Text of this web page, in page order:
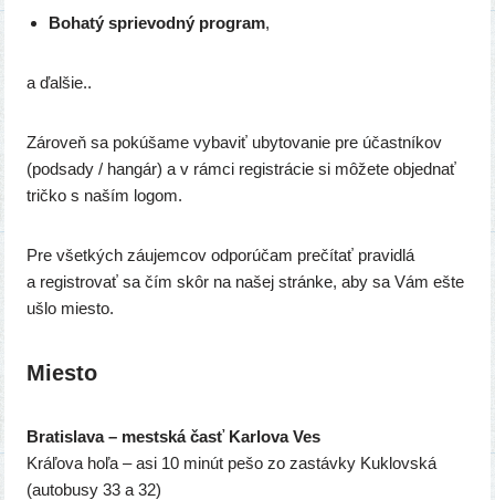
Bohatý sprie­vod­ný prog­ram,
a ďal­šie..
Zároveň sa pokú­ša­me vyba­viť uby­to­va­nie pre účast­ní­kov
(pod­sa­dy / han­gár) a v rám­ci regis­trá­cie si môže­te objed­nať
trič­ko s naším logom.
Pre všet­kých záu­jem­cov odpo­rú­čam pre­čí­tať pra­vid­lá
a regis­tro­vať sa čím skôr na našej strán­ke, aby sa Vám ešte
ušlo miesto.
Miesto
Bratislava – mest­ská časť Karlova Ves
Kráľova hoľa – asi 10 minút pešo zo zastáv­ky Kuklovská
(auto­bu­sy 33 a 32)